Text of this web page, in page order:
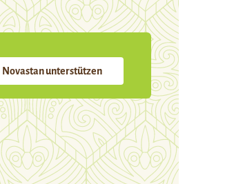
Novastan unterstützen